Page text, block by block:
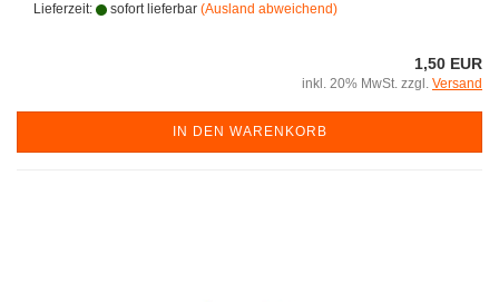
Lieferzeit:
sofort lieferbar (Ausland abweichend)
1,50 EUR
inkl. 20% MwSt. zzgl. Versand
IN DEN WARENKORB